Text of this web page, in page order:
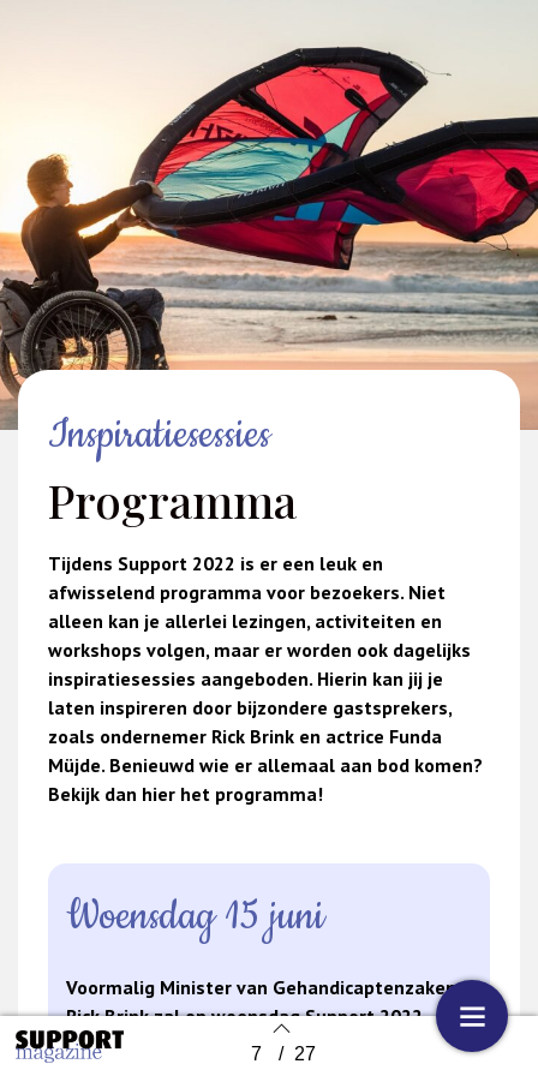
Back to index 7 / 27
Inspiratiesessies
Programma
Tijdens Support 2022 is er een leuk en
afwisselend programma voor bezoekers. Niet
alleen kan je allerlei lezingen, activiteiten en
workshops volgen, maar er worden ook dagelijks
inspiratiesessies aangeboden. Hierin kan jij je
laten inspireren door bijzondere gastsprekers,
zoals ondernemer Rick Brink en actrice Funda
Müjde. Benieuwd wie er allemaal aan bod komen?
Bekijk dan hier het programma!
Woensdag 15 juni
Voormalig Minister van Gehandicaptenzaken
Rick Brink zal op woensdag Support 2022
openen en in een sessie zijn verhaal vertellen.